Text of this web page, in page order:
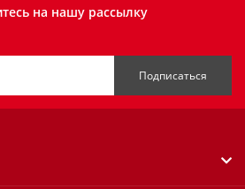
на нашу рассылку
Подписаться